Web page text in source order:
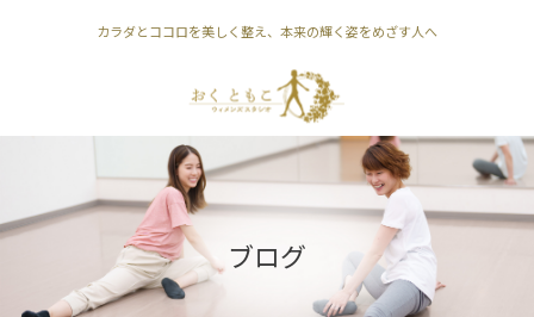
カラダとココロを美しく整え、本来の輝く姿をめざす人へ
ブログ